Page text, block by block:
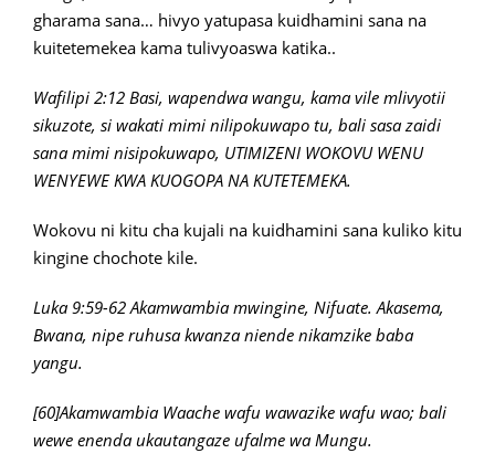
gharama sana… hivyo yatupasa kuidhamini sana na
kuitetemekea kama tulivyoaswa katika..
Wafilipi 2:12 Basi, wapendwa wangu, kama vile mlivyotii
sikuzote, si wakati mimi nilipokuwapo tu, bali sasa zaidi
sana mimi nisipokuwapo, UTIMIZENI WOKOVU WENU
WENYEWE KWA KUOGOPA NA KUTETEMEKA.
Wokovu ni kitu cha kujali na kuidhamini sana kuliko kitu
kingine chochote kile.
Luka 9:59-62 Akamwambia mwingine, Nifuate. Akasema,
Bwana, nipe ruhusa kwanza niende nikamzike baba
yangu.
[60]Akamwambia Waache wafu wawazike wafu wao; bali
wewe enenda ukautangaze ufalme wa Mungu.